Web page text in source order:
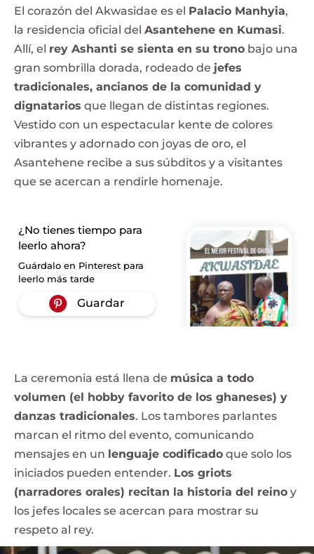
El corazón del Akwasidae es el Palacio Manhyia,
la residencia oficial del Asantehene en Kumasi.
Allí, el rey Ashanti se sienta en su trono bajo una
gran sombrilla dorada, rodeado de jefes
tradicionales, ancianos de la comunidad y
dignatarios que llegan de distintas regiones.
Vestido con un espectacular kente de colores
vibrantes y adornado con joyas de oro, el
Asantehene recibe a sus súbditos y a visitantes
que se acercan a rendirle homenaje.
¿No tienes tiempo para
leerlo ahora?
Guárdalo en Pinterest para
leerlo más tarde
La ceremonia está llena de música a todo
volumen (el hobby favorito de los ghaneses) y
danzas tradicionales. Los tambores parlantes
marcan el ritmo del evento, comunicando
mensajes en un lenguaje codificado que solo los
iniciados pueden entender. Los griots
(narradores orales) recitan la historia del reino y
los jefes locales se acercan para mostrar su
respeto al rey.